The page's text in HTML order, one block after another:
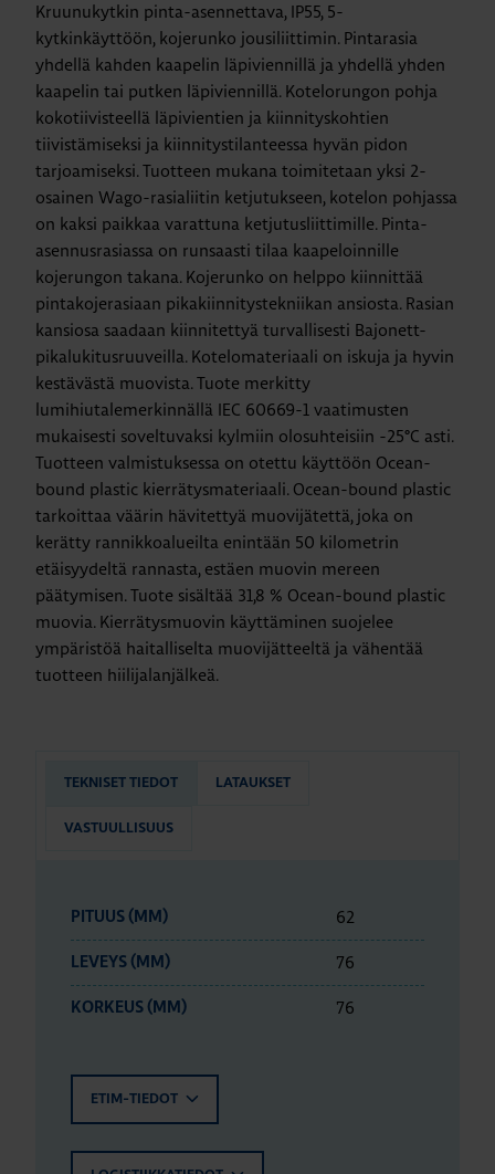
Kruunukytkin pinta-asennettava, IP55, 5-
kytkinkäyttöön, kojerunko jousiliittimin. Pintarasia
yhdellä kahden kaapelin läpiviennillä ja yhdellä yhden
kaapelin tai putken läpiviennillä. Kotelorungon pohja
kokotiivisteellä läpivientien ja kiinnityskohtien
tiivistämiseksi ja kiinnitystilanteessa hyvän pidon
tarjoamiseksi. Tuotteen mukana toimitetaan yksi 2-
osainen Wago-rasialiitin ketjutukseen, kotelon pohjassa
on kaksi paikkaa varattuna ketjutusliittimille. Pinta-
asennusrasiassa on runsaasti tilaa kaapeloinnille
kojerungon takana. Kojerunko on helppo kiinnittää
pintakojerasiaan pikakiinnitystekniikan ansiosta. Rasian
kansiosa saadaan kiinnitettyä turvallisesti Bajonett-
pikalukitusruuveilla. Kotelomateriaali on iskuja ja hyvin
kestävästä muovista. Tuote merkitty
lumihiutalemerkinnällä IEC 60669-1 vaatimusten
mukaisesti soveltuvaksi kylmiin olosuhteisiin -25°C asti.
Tuotteen valmistuksessa on otettu käyttöön Ocean-
bound plastic kierrätysmateriaali. Ocean-bound plastic
tarkoittaa väärin hävitettyä muovijätettä, joka on
kerätty rannikkoalueilta enintään 50 kilometrin
etäisyydeltä rannasta, estäen muovin mereen
päätymisen. Tuote sisältää 31,8 % Ocean-bound plastic
muovia. Kierrätysmuovin käyttäminen suojelee
ympäristöä haitalliselta muovijätteeltä ja vähentää
tuotteen hiilijalanjälkeä.
TEKNISET TIEDOT LATAUKSET
VASTUULLISUUS
PITUUS (MM) 62
LEVEYS (MM) 76
KORKEUS (MM) 76
ETIM-TIEDOT